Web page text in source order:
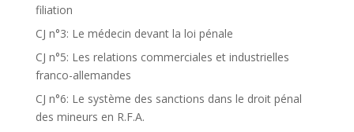
filiation
CJ n°3: Le médecin devant la loi pénale
CJ n°5: Les relations commerciales et industrielles
franco-allemandes
CJ n°6: Le système des sanctions dans le droit pénal
des mineurs en R.F.A.